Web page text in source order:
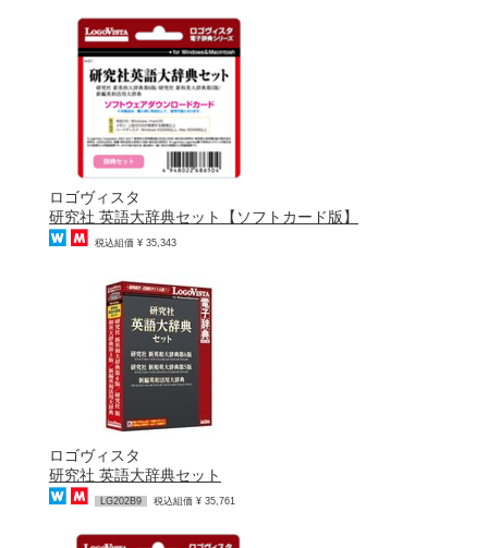
ロゴヴィスタ
研究社 英語大辞典セット【ソフトカード版】
税込組価 ¥ 35,343
ロゴヴィスタ
研究社 英語大辞典セット
LG202B9 税込組価 ¥ 35,761